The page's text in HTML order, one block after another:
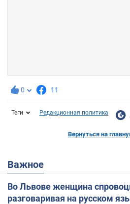
0 11
Теги Редакционная политика
Вернуться на
Важное
Во Львове женщина
разговаривая на русском